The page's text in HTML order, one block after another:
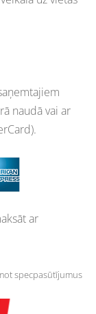
naudā vai ar
ar
specpasūtījumus